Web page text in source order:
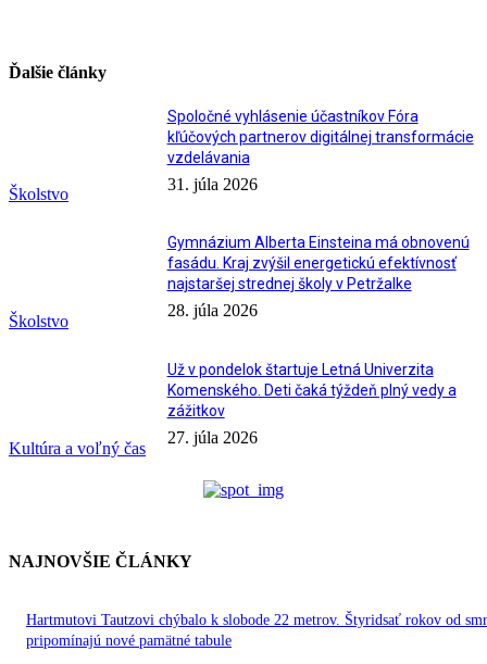
Ďalšie články
Školstvo
Spoločné vyhlásenie účastníkov Fóra
kľúčových partnerov digitálnej transformácie
vzdelávania
31. júla 2026
Školstvo
Gymnázium Alberta Einsteina má obnovenú
fasádu. Kraj zvýšil energetickú efektívnosť
najstaršej strednej školy v Petržalke
28. júla 2026
Kultúra a voľný čas
Už v pondelok štartuje Letná Univerzita
Komenského. Deti čaká týždeň plný vedy a
zážitkov
27. júla 2026
NAJNOVŠIE ČLÁNKY
Hartmutovi Tautzovi chýbalo k slobode 22 metrov. Štyridsať rokov od
pripomínajú nové pamätné tabule